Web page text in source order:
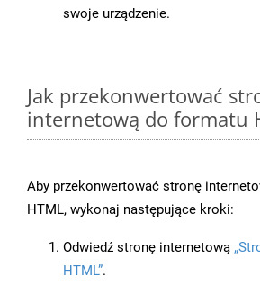
swoje urządzenie.
Jak przekonwertować
internetową do formatu
Aby przekonwertować stronę
HTML, wykonaj następujące kroki:
Odwiedź stronę internetową
HTML”.